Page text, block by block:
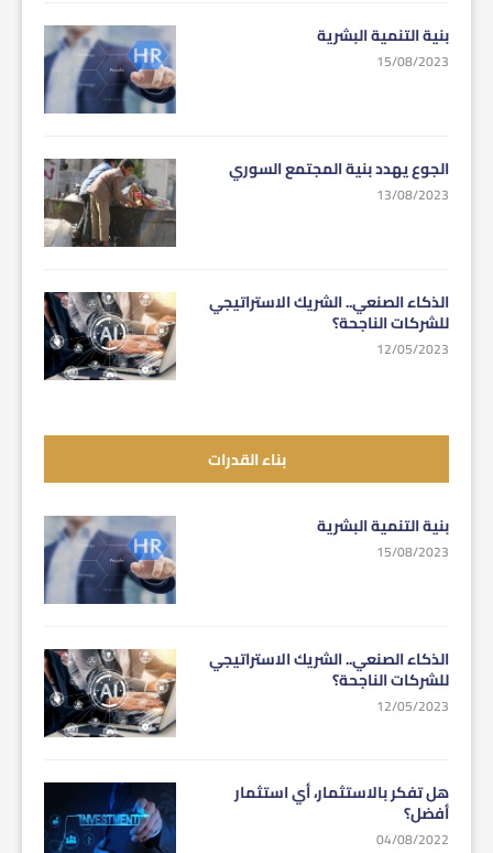
بنية التنمية البشرية
15/08/2023
الجوع يهدد بنية المجتمع السوري
13/08/2023
الذكاء الصنعي.. الشريك الاستراتيجي
للشركات الناجحة؟
12/05/2023
بناء القدرات
بنية التنمية البشرية
15/08/2023
الذكاء الصنعي.. الشريك الاستراتيجي
للشركات الناجحة؟
12/05/2023
هل تفكر بالاستثمار، أي استثمار
أفضل؟
04/08/2022